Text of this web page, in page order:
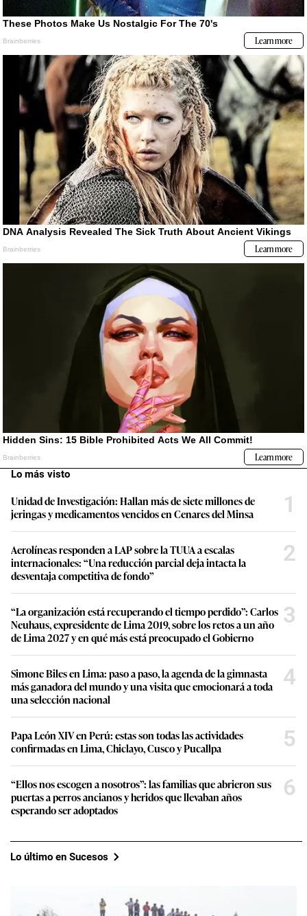
Lo más visto
Unidad de Investigación: Hallan más de siete millones de
jeringas y medicamentos vencidos en Cenares del Minsa
1
Aerolíneas responden a LAP sobre la TUUA a escalas
internacionales: “Una reducción parcial deja intacta la
desventaja competitiva de fondo”
2
“La organización está recuperando el tiempo perdido”: Carlos
Neuhaus, expresidente de Lima 2019, sobre los retos a un año
de Lima 2027 y en qué más está preocupado el Gobierno
3
Simone Biles en Lima: paso a paso, la agenda de la gimnasta
más ganadora del mundo y una visita que emocionará a toda
una selección nacional
4
Papa León XIV en Perú: estas son todas las actividades
confirmadas en Lima, Chiclayo, Cusco y Pucallpa
5
“Ellos nos escogen a nosotros”: las familias que abrieron sus
puertas a perros ancianos y heridos que llevaban años
esperando ser adoptados
6
Lo último en Sucesos